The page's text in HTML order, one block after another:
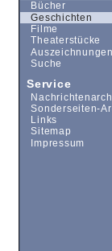
Bücher
Geschichten
Filme
Theaterstücke
Auszeichnungen
Suche
Service
Sonderseiten-
Links
Sitemap
Impressum